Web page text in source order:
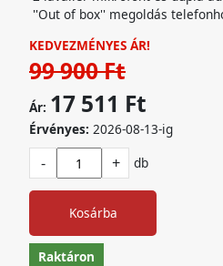
''Out of box'' megoldás
KEDVEZMÉNYES ÁR!
99 900 Ft
Ár: 17 511 Ft
Érvényes: 2026-08-13-ig
- + db
Kosárba
Raktáron